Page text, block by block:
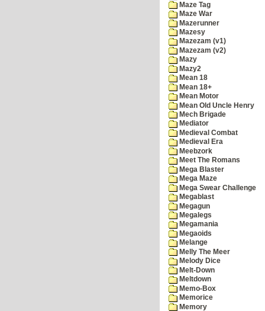
Maze Tag
Maze War
Mazerunner
Mazesy
Mazezam (v1)
Mazezam (v2)
Mazy
Mazy2
Mean 18
Mean 18+
Mean Motor
Mean Old Uncle Henry
Mech Brigade
Mediator
Medieval Combat
Medieval Era
Meebzork
Meet The Romans
Mega Blaster
Mega Maze
Mega Swear Challenge
Megablast
Megagun
Megalegs
Megamania
Megaoids
Melange
Melly The Meer
Melody Dice
Melt-Down
Meltdown
Memo-Box
Memorice
Memory